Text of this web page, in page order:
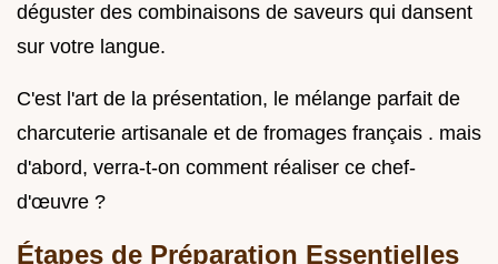
déguster des combinaisons de saveurs qui dansent
sur votre langue.
C'est l'art de la présentation, le mélange parfait de
charcuterie artisanale et de fromages français . mais
d'abord, verra-t-on comment réaliser ce chef-
d'œuvre ?
Étapes de Préparation Essentielles